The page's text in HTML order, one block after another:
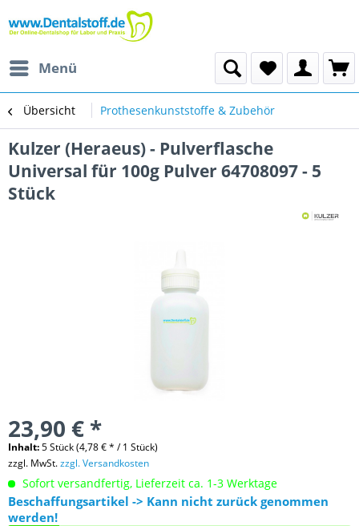
Menü
Übersicht Prothesenkunststoffe & Zubehör
Kulzer (Heraeus) - Pulverflasche
Universal für 100g Pulver 64708097 - 5
Stück
23,90 € *
Inhalt:5 Stück (4,78 € * / 1 Stück)
zzgl. MwSt.zzgl. Versandkosten
Sofort versandfertig, Lieferzeit ca. 1-3 Werktage
Beschaffungsartikel -> Kann nicht zurück genommen
werden!